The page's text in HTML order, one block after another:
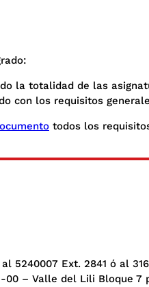
la totalidad de las
con los requisitos
todos los
5240007 Ext. 2841 ó al
-00 – Valle del Lili Bloque 7